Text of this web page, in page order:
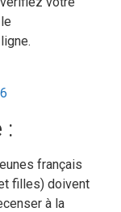
:
français
filles) doivent
à la